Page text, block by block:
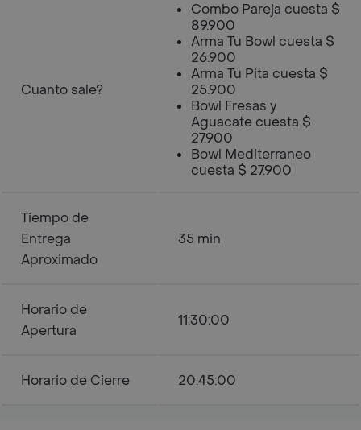
Cuanto sale?
Combo Pareja cuesta $
89.900
Arma Tu Bowl cuesta $
26.900
Arma Tu Pita cuesta $
25.900
Bowl Fresas y
Aguacate cuesta $
27.900
Bowl Mediterraneo
cuesta $ 27.900
Tiempo de
Entrega
Aproximado
35 min
Horario de
Apertura
11:30:00
Horario de Cierre 20:45:00